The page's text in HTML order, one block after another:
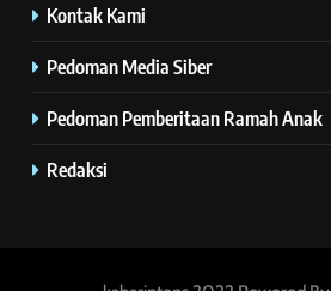
Kontak Kami
Pedoman Media Siber
Pedoman Pemberitaan Ramah Anak
Redaksi